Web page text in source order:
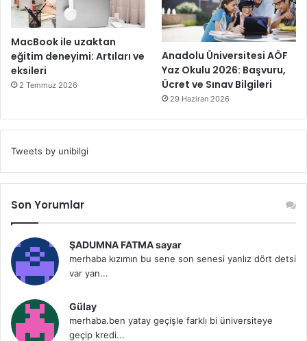
MacBook ile uzaktan
eğitim deneyimi: Artıları ve
eksileri
2 Temmuz 2026
Anadolu Üniversitesi AÖF
Yaz Okulu 2026: Başvuru,
Ücret ve Sınav Bilgileri
29 Haziran 2026
Tweets by unibilgi
Son Yorumlar
ŞADUMNA FATMA sayar
merhaba kızımın bu sene son senesi yanlız dört detsi
var yan...
Gülay
merhaba.ben yatay geçişle farklı bi üniversiteye
geçip kredi...